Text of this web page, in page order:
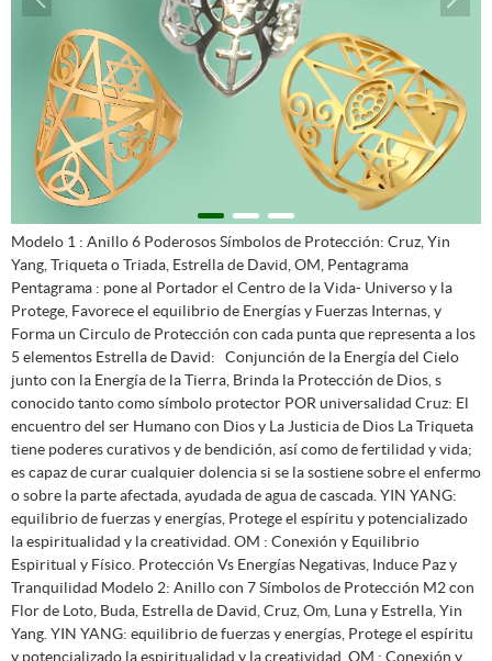
Modelo 1 : Anillo 6 Poderosos Símbolos de Protección: Cruz, Yin
Yang, Triqueta o Triada, Estrella de David, OM, Pentagrama
Pentagrama : pone al Portador el Centro de la Vida- Universo y la
Protege, Favorece el equilibrio de Energías y Fuerzas Internas, y
Forma un Circulo de Protección con cada punta que representa a los
5 elementos Estrella de David: Conjunción de la Energía del Cielo
junto con la Energía de la Tierra, Brinda la Protección de Dios, s
conocido tanto como símbolo protector POR universalidad Cruz: El
encuentro del ser Humano con Dios y La Justicia de Dios La Triqueta
tiene poderes curativos y de bendición, así como de fertilidad y vida;
es capaz de curar cualquier dolencia si se la sostiene sobre el enfermo
o sobre la parte afectada, ayudada de agua de cascada. YIN YANG:
equilibrio de fuerzas y energías, Protege el espíritu y potencializado
la espiritualidad y la creatividad. OM : Conexión y Equilibrio
Espiritual y Físico. Protección Vs Energías Negativas, Induce Paz y
Tranquilidad Modelo 2: Anillo con 7 Símbolos de Protección M2 con
Flor de Loto, Buda, Estrella de David, Cruz, Om, Luna y Estrella, Yin
Yang. YIN YANG: equilibrio de fuerzas y energías, Protege el espíritu
y potencializado la espiritualidad y la creatividad. OM : Conexión y